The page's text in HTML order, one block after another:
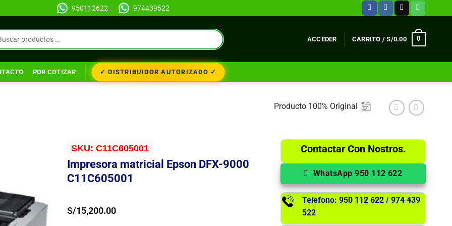
950112622 974439522
ACCEDER CARRITO /S/0.00 0
POR COTIZAR ✓ DISTRIBUIDOR AUTORIZADO ✓
Producto 100% Original
SKU: C11C605001
Impresora matricial Epson DFX-9000
C11C605001
S/15,200.00
Contactar Con Nostros.
WhatsApp 950 112 622
Telefono: 950 112 622 / 974 439
522